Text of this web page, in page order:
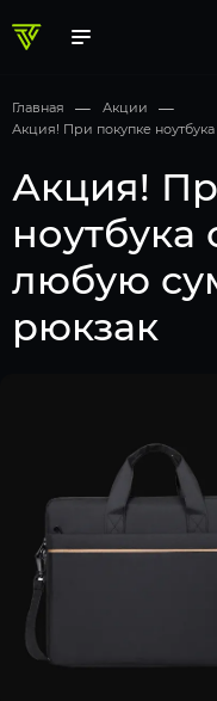
Главная — Акции —
Акция! При покупке
Акция!
ноутбука
любую
рюкзак